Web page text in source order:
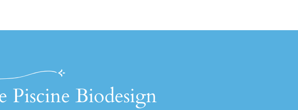
Piscine Biodesign